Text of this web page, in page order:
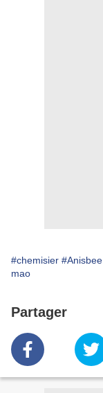
#chemisier #Anisbee
mao
Partager